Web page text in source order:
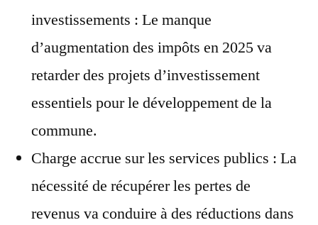
investissements : Le manque
d’augmentation des impôts en 2025 va
retarder des projets d’investissement
essentiels pour le développement de la
commune.
Charge accrue sur les services publics : La
nécessité de récupérer les pertes de
revenus va conduire à des réductions dans